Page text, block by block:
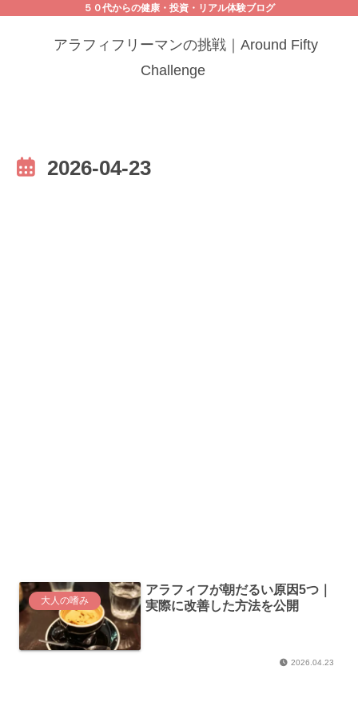
５０代からの健康・投資・リアル体験ブログ
アラフィフリーマンの挑戦｜Around Fifty
Challenge
2026-04-23
大人の嗜み
アラフィフが朝だるい原因5つ｜
実際に改善した方法を公開
2026.04.23